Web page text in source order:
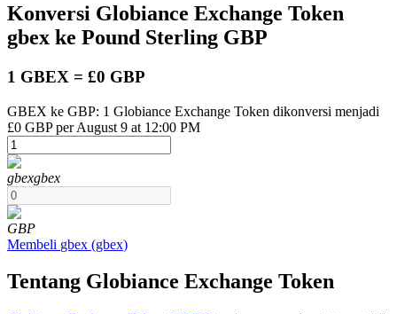
USDT Berjangka
Konversi Globiance Exchange Token
gbex ke Pound Sterling GBP
1 GBEX = £0 GBP
GBEX ke GBP: 1 Globiance Exchange Token dikonversi menjadi
£0 GBP per August 9 at 12:00 PM
gbexgbex
GBP
Membeli gbex (gbex)
Tentang Globiance Exchange Token